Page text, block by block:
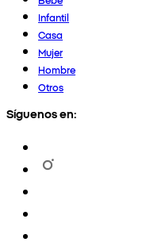
Infantil
Casa
Mujer
Hombre
Otros
Síguenos en: